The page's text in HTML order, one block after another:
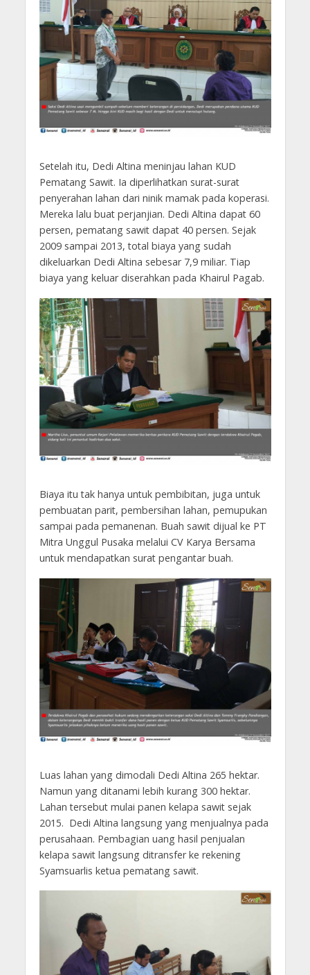
Setelah itu, Dedi Altina meninjau lahan KUD
Pematang Sawit. Ia diperlihatkan surat-surat
penyerahan lahan dari ninik mamak pada koperasi.
Mereka lalu buat perjanjian. Dedi Altina dapat 60
persen, pematang sawit dapat 40 persen. Sejak
2009 sampai 2013, total biaya yang sudah
dikeluarkan Dedi Altina sebesar 7,9 miliar. Tiap
biaya yang keluar diserahkan pada Khairul Pagab.
Biaya itu tak hanya untuk pembibitan, juga untuk
pembuatan parit, pembersihan lahan, pemupukan
sampai pada pemanenan. Buah sawit dijual ke PT
Mitra Unggul Pusaka melalui CV Karya Bersama
untuk mendapatkan surat pengantar buah.
Luas lahan yang dimodali Dedi Altina 265 hektar.
Namun yang ditanami lebih kurang 300 hektar.
Lahan tersebut mulai panen kelapa sawit sejak
2015. Dedi Altina langsung yang menjualnya pada
perusahaan. Pembagian uang hasil penjualan
kelapa sawit langsung ditransfer ke rekening
Syamsuarlis ketua pematang sawit.